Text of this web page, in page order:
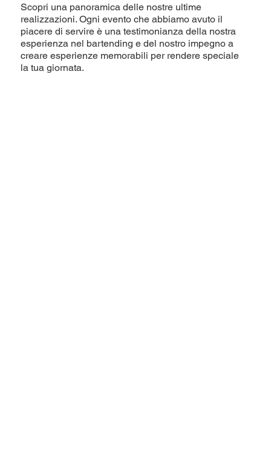
Scopri una panoramica delle nostre ultime
realizzazioni. Ogni evento che abbiamo avuto il
piacere di servire è una testimonianza della nostra
esperienza nel bartending e del nostro impegno a
creare esperienze memorabili per rendere speciale
la tua giornata.